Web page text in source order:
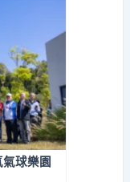
球樂園